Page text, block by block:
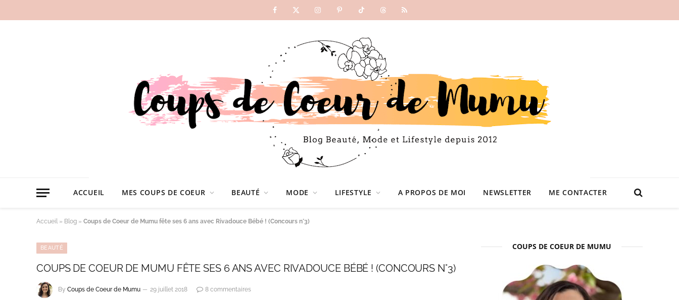
Facebook
X
InstagramPinterestTikTokThreadsRSS
ACCUEIL MES COUPS DE COEUR BEAUTÉ MODE LIFESTYLE A PROPOS DE MOI NEWSLETTER ME CONTACTER
Accueil » Blog » Coups de Coeur de Mumu fête ses 6 ans avec Rivadouce Bébé ! (Concours n°3)
BEAUTÉ
COUPS DE COEUR DE MUMU FÊTE SES 6 ANS AVEC RIVADOUCE BÉBÉ ! (CONCOURS N°3)
By Coups de Coeur de Mumu 29 juillet 2018 8 commentaires
COUPS DE COEUR DE MUMU